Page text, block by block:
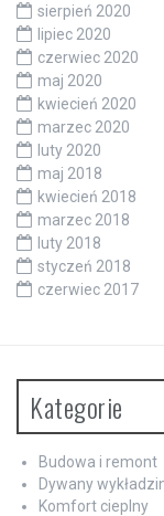
sierpień 2020
lipiec 2020
czerwiec 2020
maj 2020
kwiecień 2020
marzec 2020
luty 2020
maj 2018
kwiecień 2018
marzec 2018
luty 2018
styczeń 2018
czerwiec 2017
Kategorie
Budowa i remont
Dywany
Komfort cieplny